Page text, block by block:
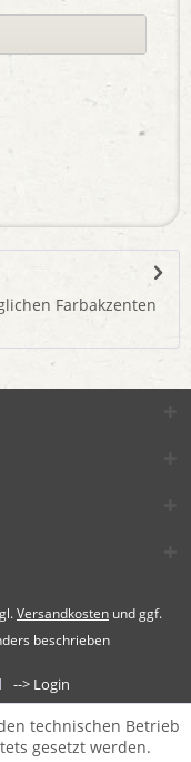
Farbakzenten
Versandkosten und ggf.
beschrieben
--> Login
technischen Betrieb
gesetzt werden.